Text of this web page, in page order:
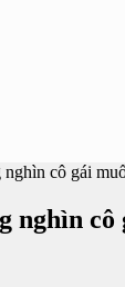
cô gái
nghìn